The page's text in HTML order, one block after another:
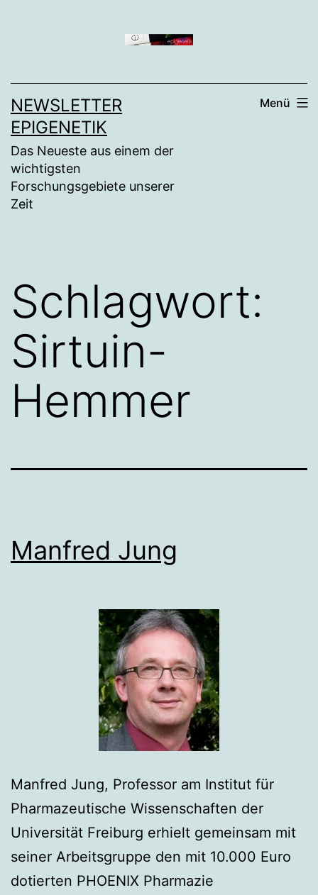
NEWSLETTER
EPIGENETIK
Das Neueste aus einem der
wichtigsten
Forschungsgebiete unserer
Zeit
Menü
Schlagwort:
Sirtuin-
Hemmer
Manfred Jung
Manfred Jung, Professor am Institut für
Pharmazeutische Wissenschaften der
Universität Freiburg erhielt gemeinsam mit
seiner Arbeitsgruppe den mit 10.000 Euro
dotierten PHOENIX Pharmazie